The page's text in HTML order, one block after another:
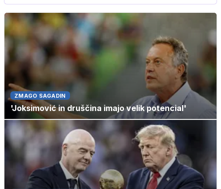
ZMAGO SAGADIN
'Joksimović in druščina imajo velik potencial'